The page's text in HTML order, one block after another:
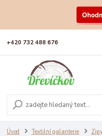
+420 732 488 676
Úvod Textilní galanterie